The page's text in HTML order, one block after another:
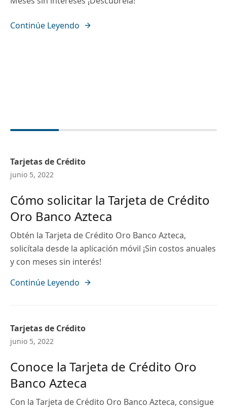
Continúe Leyendo
Tarjetas de Crédito
junio 5, 2022
Cómo solicitar la Tarjeta de Crédito
Oro Banco Azteca
Obtén la Tarjeta de Crédito Oro Banco Azteca,
solicítala desde la aplicación móvil ¡Sin costos anuales
y con meses sin interés!
Continúe Leyendo
Tarjetas de Crédito
junio 5, 2022
Conoce la Tarjeta de Crédito Oro
Banco Azteca
Con la Tarjeta de Crédito Oro Banco Azteca, consigue